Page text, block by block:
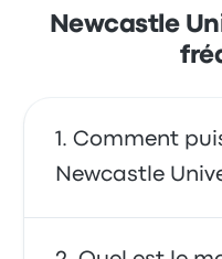
Newcastle
Comment
Newcastle